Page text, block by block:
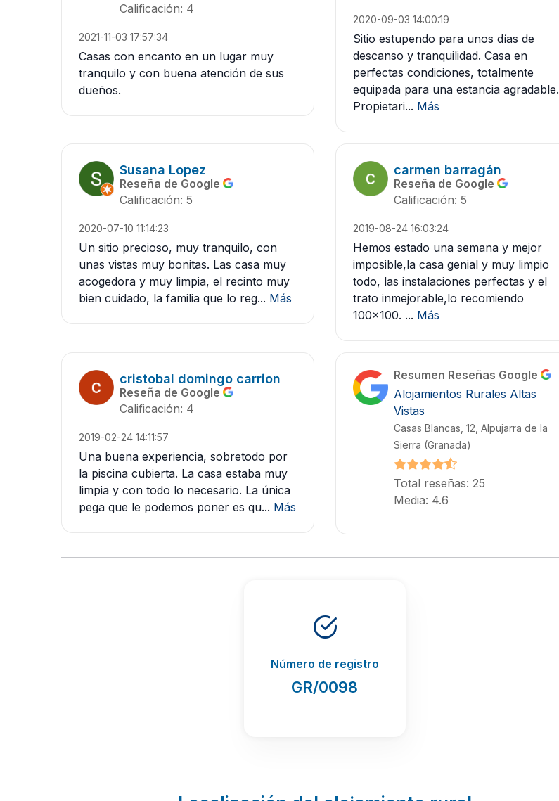
Calificación: 4
2021-11-03 17:57:34
Casas con encanto en un lugar muy
tranquilo y con buena atención de sus
dueños.
2020-09-03 14:00:19
Sitio estupendo para unos días de
descanso y tranquilidad. Casa en
perfectas condiciones, totalmente
equipada para una estancia agradable.
Propietari... Más
Susana Lopez
Reseña de Google
Calificación: 5
2020-07-10 11:14:23
Un sitio precioso, muy tranquilo, con
unas vistas muy bonitas. Las casa muy
acogedora y muy limpia, el recinto muy
bien cuidado, la familia que lo reg... Más
carmen barragán
Reseña de Google
Calificación: 5
2019-08-24 16:03:24
Hemos estado una semana y mejor
imposible,la casa genial y muy limpio
todo, las instalaciones perfectas y el
trato inmejorable,lo recomiendo
100x100. ... Más
cristobal domingo carrion
Reseña de Google
Calificación: 4
2019-02-24 14:11:57
Una buena experiencia, sobretodo por
la piscina cubierta. La casa estaba muy
limpia y con todo lo necesario. La única
pega que le podemos poner es qu... Más
Resumen Reseñas Google
Alojamientos Rurales Altas
Vistas
Casas Blancas, 12, Alpujarra de la
Sierra (Granada)
Total reseñas: 25
Media: 4.6
Número de registro
GR/0098